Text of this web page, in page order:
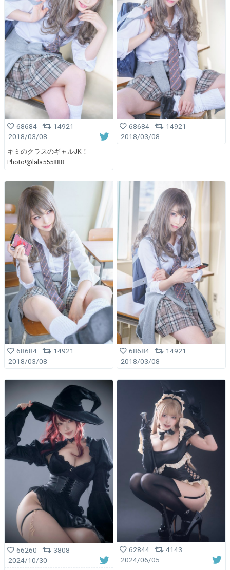
68684
14921
2018/03/08
キミのクラスのギャルJK！
Photo!@lala555888
68684
14921
2018/03/08
68684
14921
2018/03/08
68684
14921
2018/03/08
66260
3808
2024/10/30
62844
4143
2024/06/05